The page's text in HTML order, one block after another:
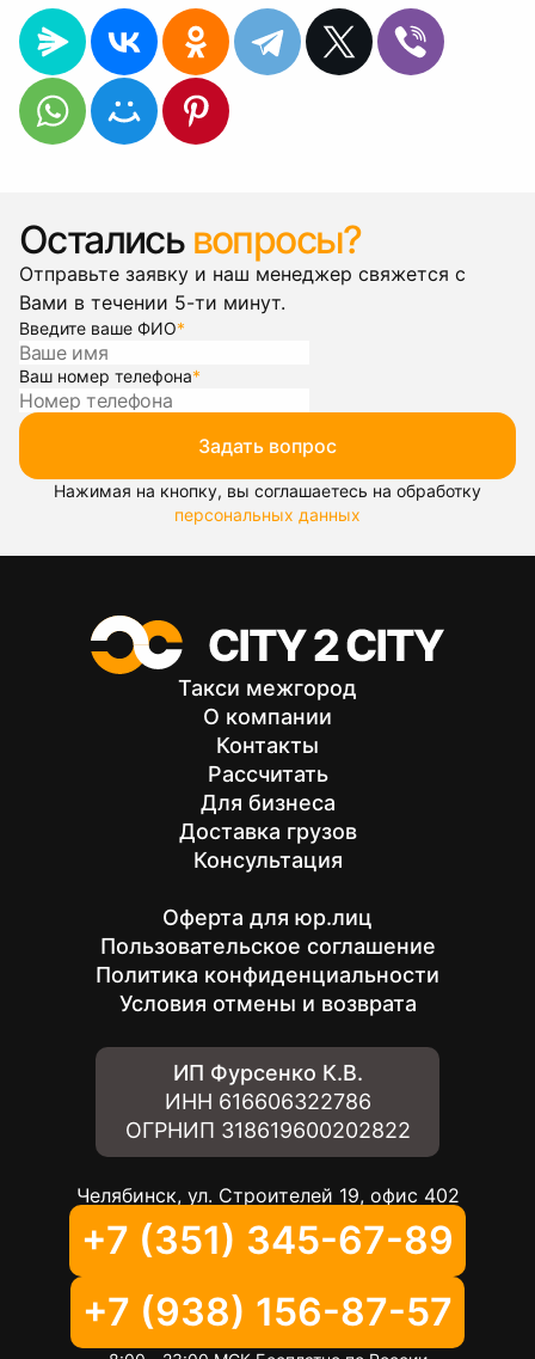
Остались вопросы?
Отправьте заявку и наш менеджер свяжется с
Вами в течении 5-ти минут.
Введите ваше ФИО*
Ваш номер телефона*
Задать вопрос
Нажимая на кнопку, вы соглашаетесь на обработку
персональных данных
Такси межгород
О компании
Контакты
Рассчитать
Для бизнеса
Доставка грузов
Консультация
Оферта для юр.лиц
Пользовательское соглашение
Политика конфиденциальности
Условия отмены и возврата
ИП Фурсенко К.В.
ИНН 616606322786
ОГРНИП 318619600202822
Челябинск, ул. Строителей 19, офис 402
+7 (351) 345-67-89
+7 (938) 156-87-57